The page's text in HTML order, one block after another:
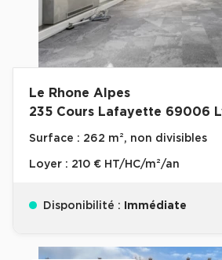
Plateaux opérés à Lyon
Plateaux opérés à Neuilly-sur-Seine
Plateaux opérés à Saint-Ouen
Plateaux opérés à Boulogne-
Bureaux privés avec terrasse
Guide & Conseils
Le Rhone Alpes
235 Cours Lafayette 69006
Surface : 262 m², non divisibles
Loyer : 210 € HT/HC/m²/an
Disponibilité : Immédiate